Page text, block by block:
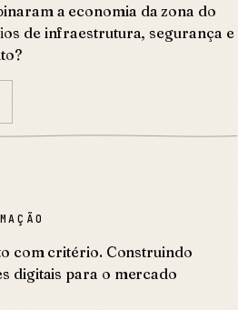
a economia da zona do
de infraestrutura, segurança e
com critério. Construindo
digitais para o mercado